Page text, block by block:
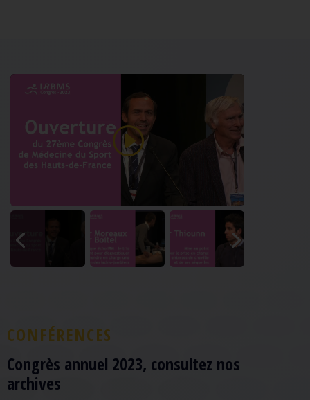
CONFÉRENCES
Congrès annuel 2023, consultez nos
archives